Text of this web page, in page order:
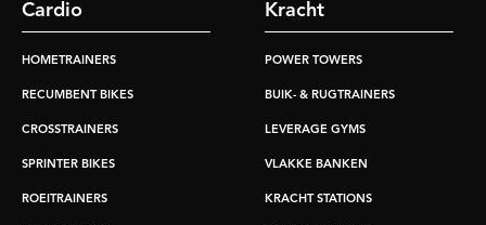
Cardio
HOMETRAINERS
RECUMBENT BIKES
CROSSTRAINERS
SPRINTER BIKES
ROEITRAINERS
Kracht
POWER TOWERS
BUIK- & RUGTRAINERS
LEVERAGE GYMS
VLAKKE BANKEN
KRACHT STATIONS